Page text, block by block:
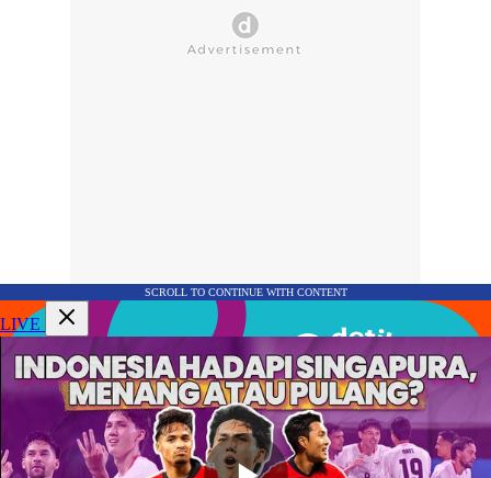
SCROLL TO CONTINUE WITH CONTENT
LIVE